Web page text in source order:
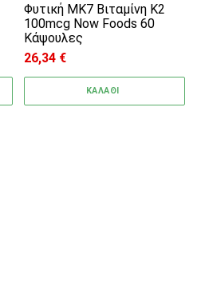
Φυτική MK7 Βιταμίνη K2
100mcg Now Foods 60
Κάψουλες
26,34 €
ΚΑΛΑΘΙ